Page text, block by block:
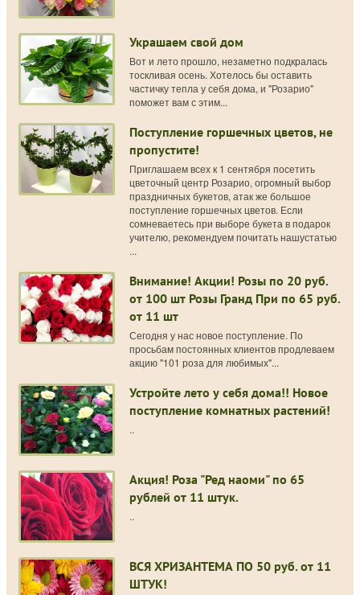
Украшаем свой дом
Вот и лето прошло, незаметно подкралась
тоскливая осень. Хотелось бы оставить
частичку тепла у себя дома, и "Розарио"
поможет вам с этим...
Поступление горшечных цветов, не
пропустите!
Приглашаем всех к 1 сентября посетить
цветочный центр Розарио, огромный выбор
праздничных букетов, атак же большое
поступление горшечных цветов. Если
сомневаетесь при выборе букета в подарок
учителю, рекомендуем почитать нашустатью
...
Внимание! Акции! Розы по 20 руб.
от 100 шт Розы Гранд При по 65 руб.
от 11 шт
Сегодня у нас новое поступление. По
просьбам постоянных клиентов продлеваем
акцию "101 роза для любимых"...
Устройте лето у себя дома!! Новое
поступление комнатных растений!
..
Акция! Роза "Ред наоми" по 65
рублей от 11 штук.
..
ВСЯ ХРИЗАНТЕМА ПО 50 руб. от 11
ШТУК!